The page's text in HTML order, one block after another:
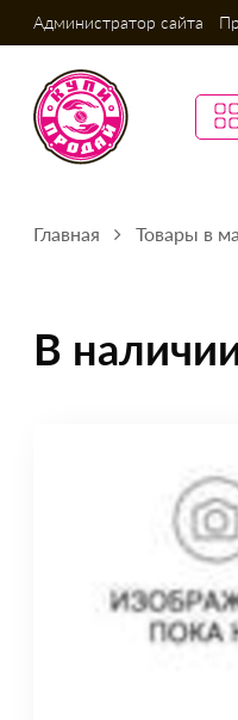
Администратор сайта
Главная Товары в
В